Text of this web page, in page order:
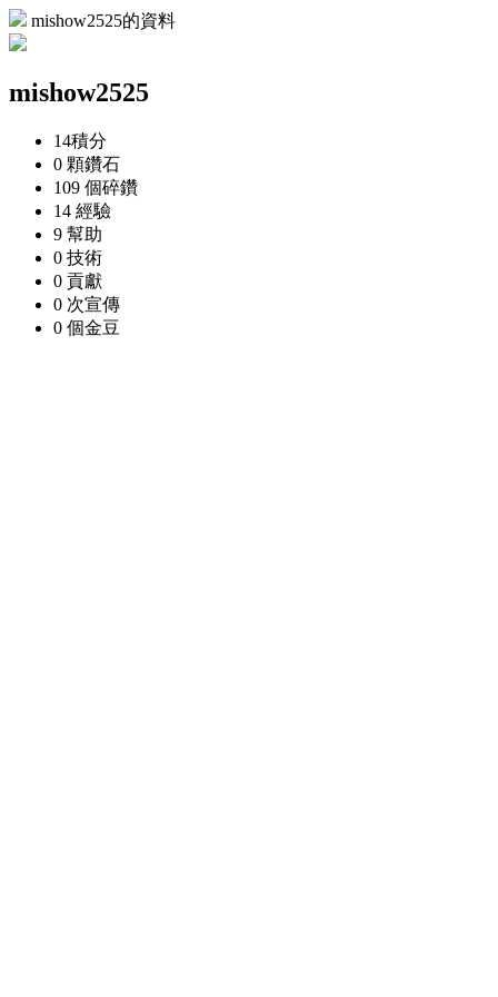
mishow2525的資料
mishow2525
14積分
0 顆鑽石
109 個碎鑽
14 經驗
9 幫助
0 技術
0 貢獻
0 次宣傳
0 個金豆